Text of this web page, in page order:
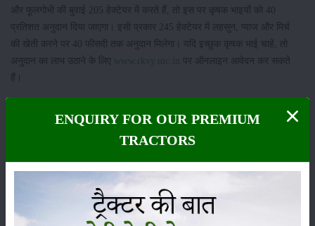
और फूलगोभी की बुवाई 205 हेक्टेयर में करते हैं, तो इस पर कृषक भाइयों को 40
प्रतिशत अनुदान दिया जाएगा। इसी प्रकार 245 हेक्टेयर में लहसुन, प्याज और मिर्च
की खेती करने पर 40 फीसदी तक अनुदान मिलेगा। यदि इच्छुक कृषक भाई चाहें, तो
अनुदान का लाभ उठाने के लिए www.rkvy.nic.in पर ऑनलाइन आवेदन कर सकते
हैं।
ENQUIRY FOR OUR PREMIUM
TRACTORS